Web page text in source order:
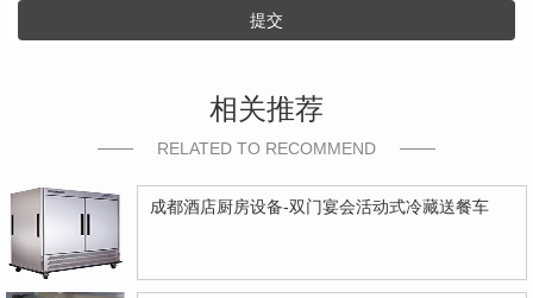
提交
相关推荐
RELATED TO RECOMMEND
成都酒店厨房设备-双门宴会活动式冷藏送餐车